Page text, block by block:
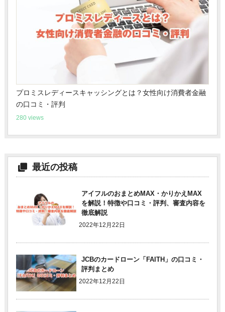
プロミスレディースキャッシングとは？女性向け消費者金融
の口コミ・評判
280 views
最近の投稿
アイフルのおまとめMAX・かりかえMAX
を解説！特徴や口コミ・評判、審査内容を
徹底解説
2022年12月22日
JCBのカードローン「FAITH」の口コミ・
評判まとめ
2022年12月22日